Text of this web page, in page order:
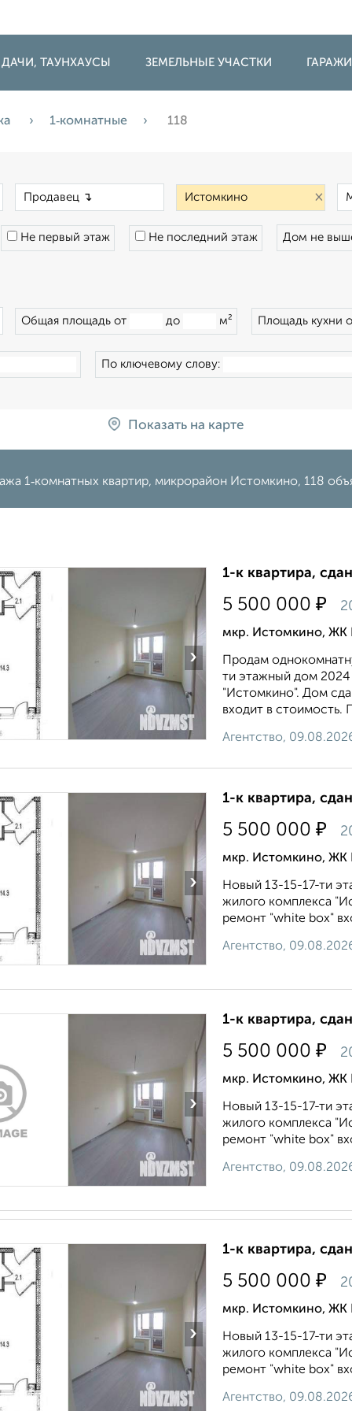
ТАУНХАУСЫ ЗЕМЕЛЬНЫЕ УЧАСТКИ
1‑комнатные 118
×
Не первый этаж Не последний этаж Дом не
Общая площадь от до м² Площадь кухни
По ключевому слову:
Показать на карте
1‑комнатных квартир, микрорайон Истомкино, 118
›
1-к квартира,
5 500 000 ₽
мкр. Истомкино, ЖК
Продам
ти этажный дом 2024
"Истомкино". Дом
входит в стоимость.
Агентство,
›
1-к квартира,
5 500 000 ₽
мкр. Истомкино, ЖК
Новый 13-15-17-ти
жилого комплекса
ремонт "white box"
Агентство,
›
1-к квартира,
5 500 000 ₽
мкр. Истомкино, ЖК
Новый 13-15-17-ти
жилого комплекса
ремонт "white box"
Агентство,
›
1-к квартира,
5 500 000 ₽
мкр. Истомкино, ЖК
Новый 13-15-17-ти
жилого комплекса
ремонт "white box"
Агентство,